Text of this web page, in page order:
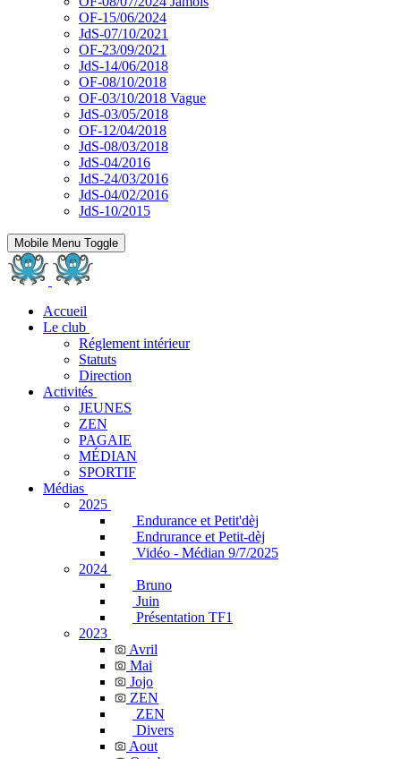
OF-15/06/2024
JdS-07/10/2021
OF-23/09/2021
JdS-14/06/2018
OF-08/10/2018
OF-03/10/2018 Vague
JdS-03/05/2018
OF-12/04/2018
JdS-08/03/2018
JdS-04/2016
JdS-24/03/2016
JdS-04/02/2016
JdS-10/2015
Mobile Menu Toggle
Accueil
Le club
Réglement intérieur
Statuts
Direction
Activités
JEUNES
ZEN
PAGAIE
MÉDIAN
SPORTIF
Médias
2025
Endurance et Petit'dèj
Endrurance et Petit-dèj
Vidéo - Médian 9/7/2025
2024
Bruno
Juin
Présentation TF1
2023
Avril
Mai
Jojo
ZEN
ZEN
Divers
Aout